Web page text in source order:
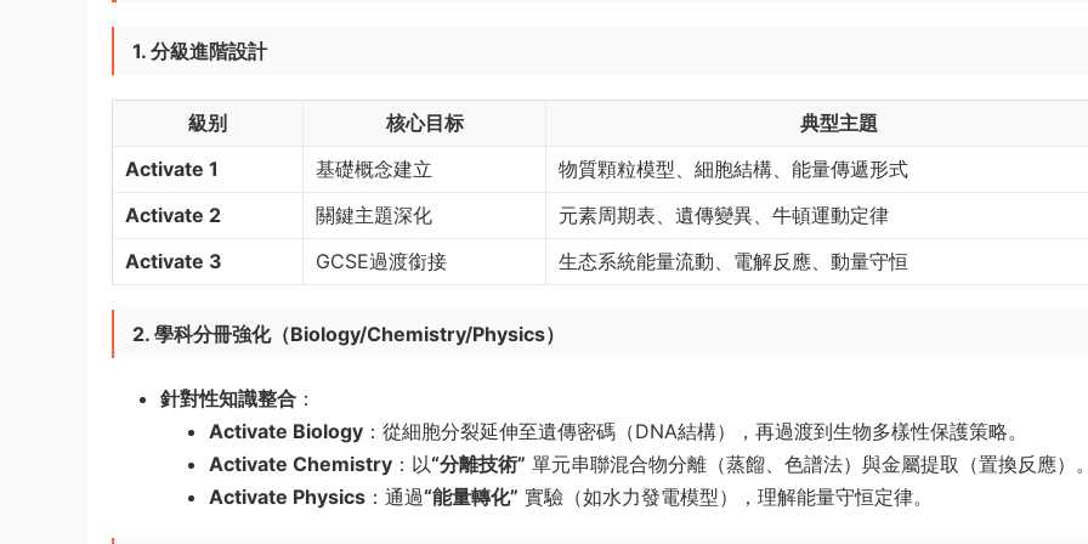
1. 分級進階設計
級别 核心目标
典型主題
Activate 1
基礎概念建立
物質顆粒模型、細胞結構、能量傳遞形式
Activate 2
關鍵主題深化
元素周期表、遺傳變異、牛頓運動定律
Activate 3
GCSE過渡銜接 生态系統能量流動、電解反應、動量守恒
2. 學科分冊強化（Biology/Chemistry/Physics）​
針對性知識整合 ​：
Activate Biology ​：從細胞分裂延伸至遺傳密碼（DNA結構），再過渡到生物多樣性保護策略。
Activate Chemistry ​：以​“分離技術”​ 單元串聯混合物分離（蒸餾、色譜法）與金屬提取（置換反應）
Activate Physics ​：通過​“能量轉化”​ ​ 實驗（如水力發電模型），理解能量守恒定律。